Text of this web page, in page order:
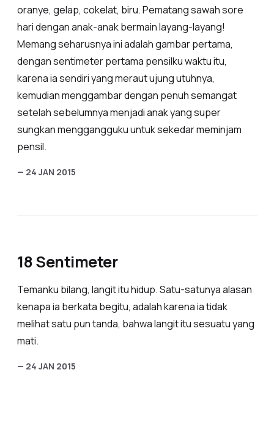
oranye, gelap, cokelat, biru. Pematang sawah sore
hari dengan anak-anak bermain layang-layang!
Memang seharusnya ini adalah gambar pertama,
dengan sentimeter pertama pensilku waktu itu,
karena ia sendiri yang meraut ujung utuhnya,
kemudian menggambar dengan penuh semangat
setelah sebelumnya menjadi anak yang super
sungkan menggangguku untuk sekedar meminjam
pensil.
— 24 JAN 2015
18 Sentimeter
Temanku bilang, langit itu hidup. Satu-satunya alasan
kenapa ia berkata begitu, adalah karena ia tidak
melihat satu pun tanda, bahwa langit itu sesuatu yang
mati.
— 24 JAN 2015